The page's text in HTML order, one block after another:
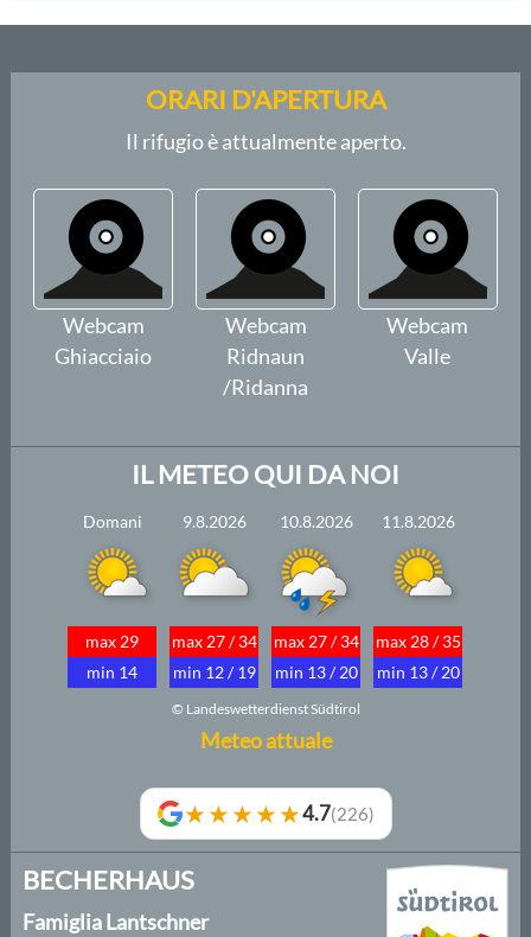
BECHERHAUS
Famiglia Lantschner
IL METEO QUI DA NOI
Domani
max 29
min 14
9.8.2026
max 27 / 34
min 12 / 19
10.8.2026
max 27 / 34
min 13 / 20
11.8.2026
max 28 / 35
min 13 / 20
© Landeswetterdienst Südtirol
Meteo attuale
★★★★★4.7(226)
ORARI D'APERTURA
Il rifugio è attualmente aperto.
Webcam
Ghiacciaio
Webcam
Ridnaun
/Ridanna
Webcam
Valle